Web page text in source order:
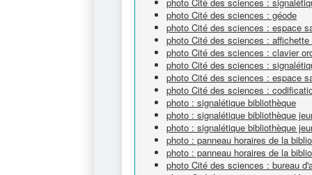
photo Cité des sciences : géode
photo Cité des sciences : espace
photo Cité des sciences :
photo Cité des sciences : clavier
photo Cité des sciences :
photo Cité des sciences : espace
photo Cité des sciences :
photo : signalétique bibliothèque
photo : signalétique bibliothèque
photo : signalétique bibliothèque
photo : panneau horaires de la
photo : panneau horaires de la
photo Cité des sciences : bureau